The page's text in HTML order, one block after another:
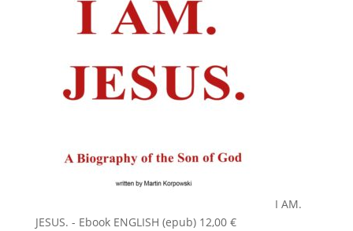
I AM.
JESUS. - Ebook ENGLISH (epub) 12,00 €